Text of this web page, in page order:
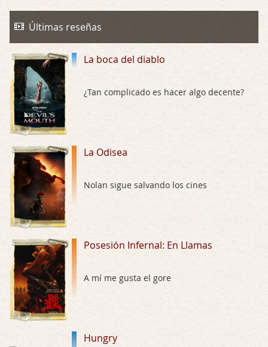
La Odisea
Por: Draghann
Trance
Por: Luar
Buena película, buen director y buenos ac …
El señor de las moscas
Por: Luar
Hungry
Por: Croc
Las 10 películas gore de Almas Oscuras
Por: JORDI CRUYFF
Possession
Por: Chupasangre
Mi opinión en su día. Su duracion me ha …
El eslabón podrido
Últimas reseñas
La boca del diablo
¿Tan complicado es hacer algo decente?
La Odisea
Nolan sigue salvando los cines
Posesión Infernal: En Llamas
A mí me gusta el gore
Hungry